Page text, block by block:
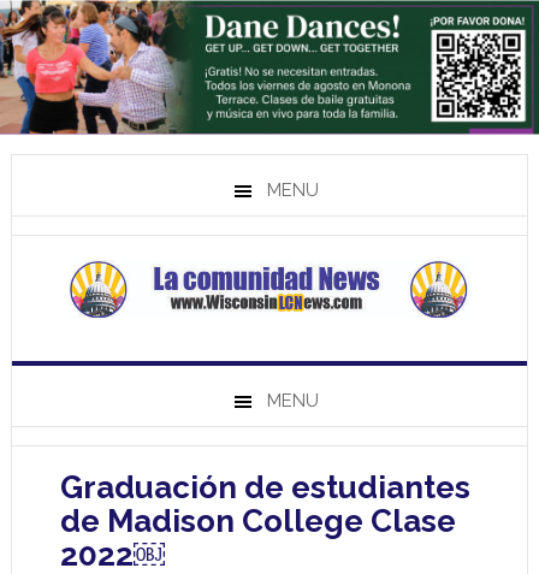
MENU
MENU
Graduación de estudiantes
de Madison College Clase
2022￼